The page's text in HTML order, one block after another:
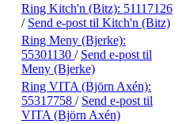
Ring Kitch'n (Bitz): 51117126
/ Send e-post til Kitch'n (Bitz)
Ring Meny (Bjerke):
55301130 / Send e-post til
Meny (Bjerke)
Ring VITA (Björn Axén):
55317758 / Send e-post til
VITA (Björn Axén)